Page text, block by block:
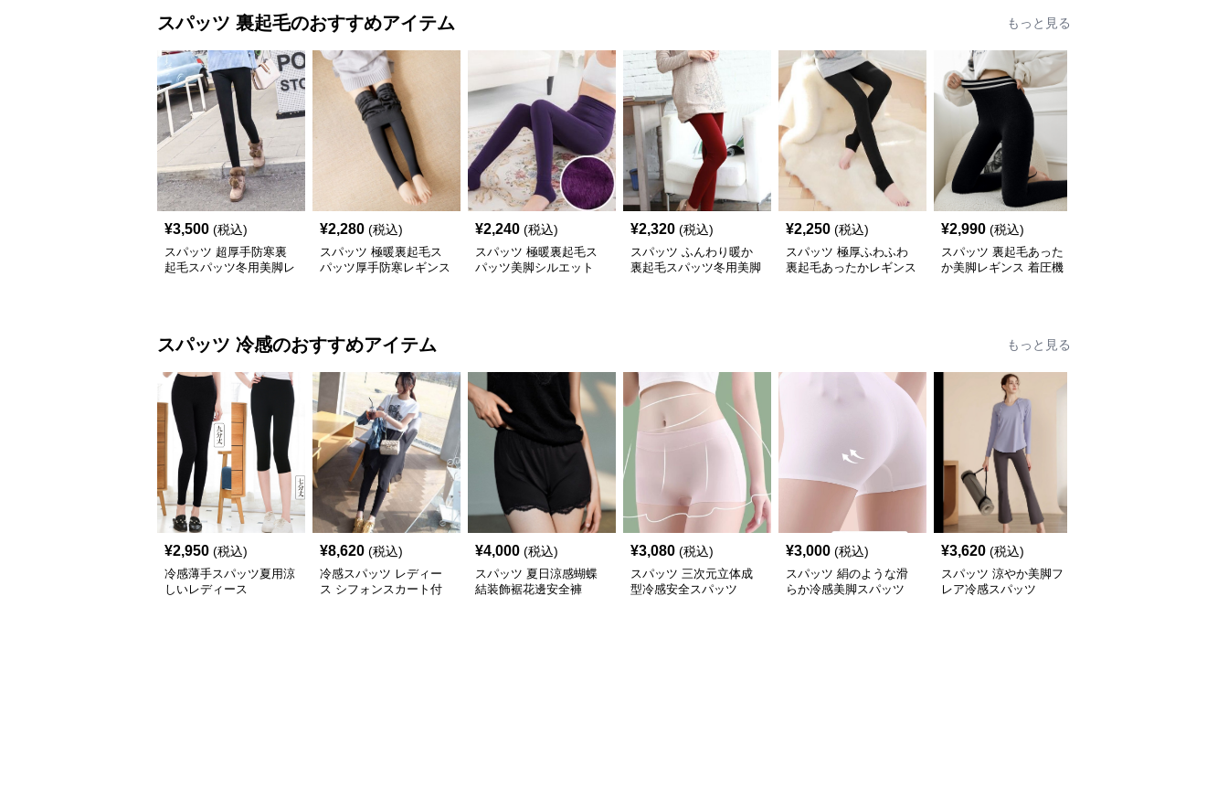
スパッツ 裏起毛のおすすめアイテム もっと見る
¥3,500 (税込)
スパッツ 超厚手防寒裏
起毛スパッツ冬用美脚レ
¥2,280 (税込)
スパッツ 極暖裏起毛ス
パッツ厚手防寒レギンス
¥2,240 (税込)
スパッツ 極暖裏起毛ス
パッツ美脚シルエット
¥2,320 (税込)
スパッツ ふんわり暖か
裏起毛スパッツ冬用美脚
¥2,250 (税込)
スパッツ 極厚ふわふわ
裏起毛あったかレギンス
¥2,990 (税込)
スパッツ 裏起毛あった
か美脚レギンス 着圧機
スパッツ 冷感のおすすめアイテム もっと見る
¥2,950 (税込)
冷感薄手スパッツ夏用涼
しいレディース
¥8,620 (税込)
冷感スパッツ レディー
ス シフォンスカート付
¥4,000 (税込)
スパッツ 夏日涼感蝴蝶
結装飾裾花邊安全褲
¥3,080 (税込)
スパッツ 三次元立体成
型冷感安全スパッツ
¥3,000 (税込)
スパッツ 絹のような滑
らか冷感美脚スパッツ
¥3,620 (税込)
スパッツ 涼やか美脚フ
レア冷感スパッツ